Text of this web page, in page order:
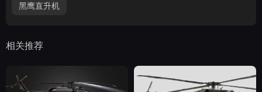
黑鹰直升机
相关推荐